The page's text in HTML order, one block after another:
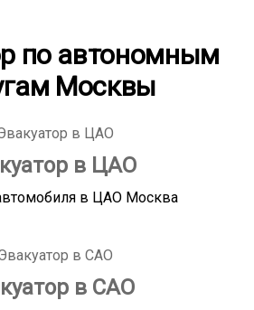
по автономным
Москвы
в ЦАО
в ЦАО Москва
в САО